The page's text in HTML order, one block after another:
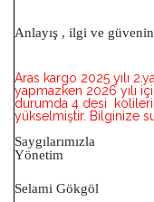
Anlayış , ilgi ve
Aras kargo 2025 yılı
yapmazken 2026 yılı
durumda 4 desi
yükselmiştir. Bilginize
Saygılarımızla
Yönetim
Selami Gökgöl